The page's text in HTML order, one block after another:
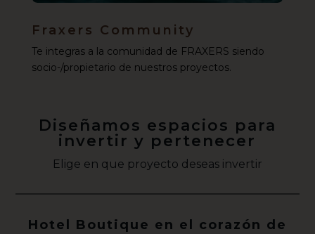
Fraxers Community
Te integras a la comunidad de FRAXERS siendo
socio-/propietario de nuestros proyectos.
Diseñamos espacios para
invertir y pertenecer
Elige en que proyecto deseas invertir
Hotel Boutique en el corazón de